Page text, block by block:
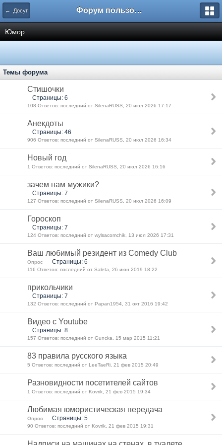
← Досуг Форум пользователей ООО "Климовская сеть"
Юмор
Темы форума
Стишочки
Страницы: 6
108 Ответов: последний от SilenaRUSS, 20 июл 2026 17:17
Анекдоты
Страницы: 46
906 Ответов: последний от SilenaRUSS, 20 июл 2026 16:34
Новый год
1 Ответов: последний от SilenaRUSS, 20 июл 2026 16:16
зачем нам мужики?
Страницы: 7
127 Ответов: последний от SilenaRUSS, 20 июл 2026 16:09
Гороскоп
Страницы: 7
124 Ответов: последний от wylsacomchik, 13 июл 2026 17:31
Ваш любимый резидент из Comedy Club
Опрос Страницы: 6
116 Ответов: последний от Saleta, 26 июн 2019 18:22
прикольчики
Страницы: 7
132 Ответов: последний от Papan1954, 31 окт 2016 19:42
Видео с Youtube
Страницы: 8
157 Ответов: последний от Guncka, 15 мар 2015 11:21
83 правила русского языка
5 Ответов: последний от LeeTaeRi, 21 фев 2015 20:49
Разновидности посетителей сайтов
1 Ответов: последний от Kovrik, 21 фев 2015 19:34
Любимая юмористическая передача
Опрос Страницы: 5
90 Ответов: последний от Kovrik, 21 фев 2015 19:31